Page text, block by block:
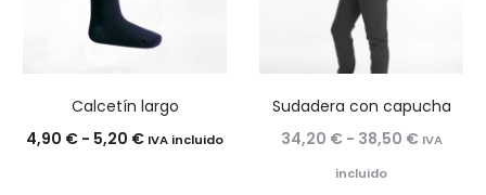
Calcetín largo
4,90 € - 5,20 €Rango
IVA incluido
Sudadera con capucha
34,20 € - 38,50 €Rango
IVA
incluido